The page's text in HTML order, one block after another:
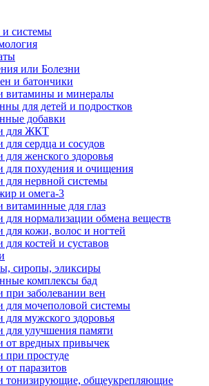
системы
или Болезни
и батончики
витамины и минералы
для детей и подростков
добавки
для ЖКТ
для сердца и сосудов
для женского здоровья
для похудения и очищения
для нервной системы
и омега-3
витаминные для глаз
для нормализации обмена веществ
для кожи, волос и ногтей
для костей и суставов
сиропы, эликсиры
комплексы бад
при заболевании вен
для мочеполовой системы
для мужского здоровья
для улучшения памяти
от вредных привычек
при простуде
от паразитов
тонизирующие, общеукрепляющие